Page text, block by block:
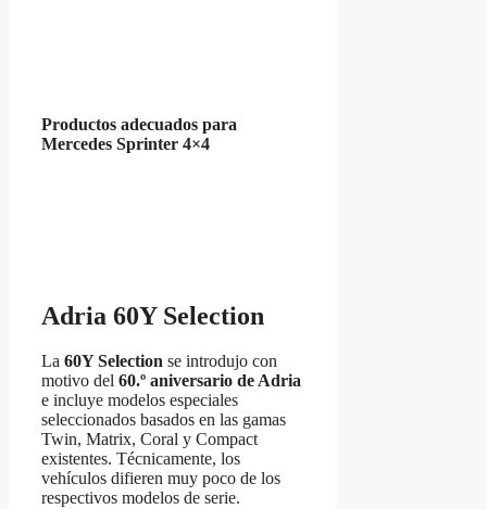
Productos adecuados para
Mercedes Sprinter 4×4
Adria 60Y Selection
La 60Y Selection se introdujo con
motivo del 60.º aniversario de Adria
e incluye modelos especiales
seleccionados basados en las gamas
Twin, Matrix, Coral y Compact
existentes. Técnicamente, los
vehículos difieren muy poco de los
respectivos modelos de serie.